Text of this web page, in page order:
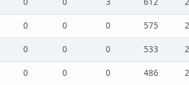
0 0 0 575
0 0 0 533
0 0 0 486